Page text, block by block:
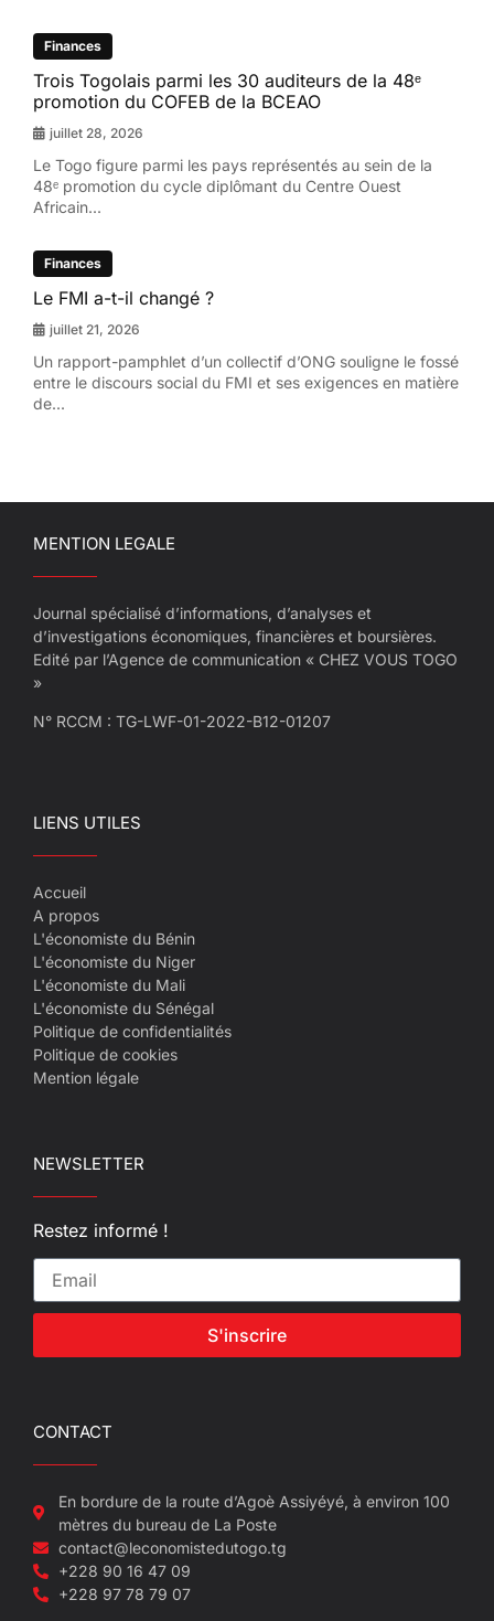
Finances
Trois Togolais parmi les 30 auditeurs de la 48ᵉ
promotion du COFEB de la BCEAO
juillet 28, 2026
Le Togo figure parmi les pays représentés au sein de la
48ᵉ promotion du cycle diplômant du Centre Ouest
Africain...
Finances
Le FMI a-t-il changé ?
juillet 21, 2026
Un rapport-pamphlet d’un collectif d’ONG souligne le fossé
entre le discours social du FMI et ses exigences en matière
de...
MENTION LEGALE
Journal spécialisé d’informations, d’analyses et
d’investigations économiques, financières et boursières.
Edité par l’Agence de communication « CHEZ VOUS TOGO
»
N° RCCM : TG-LWF-01-2022-B12-01207
LIENS UTILES
Accueil
A propos
L'économiste du Bénin
L'économiste du Niger
L'économiste du Mali
L'économiste du Sénégal
Politique de confidentialités
Politique de cookies
Mention légale
NEWSLETTER
Restez informé !
S'inscrire
CONTACT
En bordure de la route d’Agoè Assiyéyé, à environ 100
mètres du bureau de La Poste
contact@leconomistedutogo.tg
+228 90 16 47 09
+228 97 78 79 07